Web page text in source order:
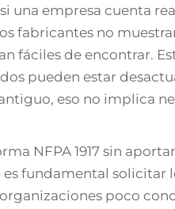
una empresa cuenta
fabricantes no
fáciles de encontrar.
pueden estar
eso no implica
NFPA 1917 sin
fundamental solicitar
poco